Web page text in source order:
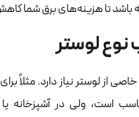
باشد تا هزینه‌های برق شما
نوع لوستر
از لوستر نیاز دارد. مثلاً
است، ولی در آشپزخانه